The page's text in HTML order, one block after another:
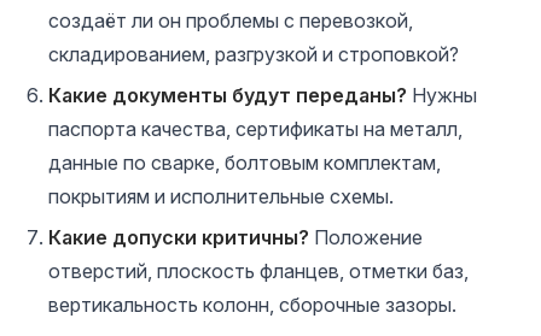
создаёт ли он проблемы с перевозкой,
складированием, разгрузкой и строповкой?
Какие документы будут переданы? Нужны
паспорта качества, сертификаты на металл,
данные по сварке, болтовым комплектам,
покрытиям и исполнительные схемы.
Какие допуски критичны? Положение
отверстий, плоскость фланцев, отметки баз,
вертикальность колонн, сборочные зазоры.